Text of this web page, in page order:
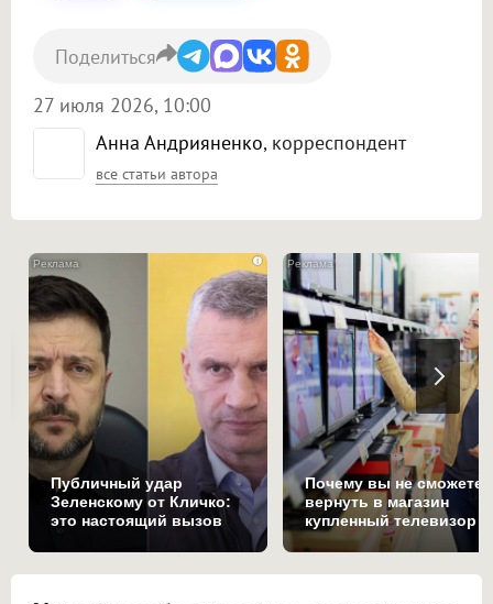
Анна Андрияненко, корреспондент
все статьи автора
27 июля 2026, 10:00
Поделиться
i
Публичный удар
Зеленскому от Кличко:
это настоящий вызов
Почему вы не сможете
вернуть в магазин
купленный телевизор